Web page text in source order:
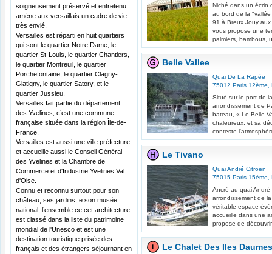
soigneusement préservé et entretenu
amène aux versaillais un cadre de vie
très envié.
Versailles est réparti en huit quartiers
qui sont le quartier Notre Dame, le
quartier St-Louis, le quartier Chantiers,
le quartier Montreuil, le quartier
Porchefontaine, le quartier Clagny-
Glatigny, le quartier Satory, et le
quartier Jussieu.
Versailles fait partie du département
des Yvelines, c’est une commune
française située dans la région Île-de-
France.
Versailles est aussi une ville préfecture
et accueille aussi le Conseil Général
des Yvelines et la Chambre de
Commerce et d'Industrie Yvelines Val
d'Oise.
Connu et reconnu surtout pour son
château, ses jardins, e son musée
national, l’ensemble ce cet architecture
est classé dans la liste du patrimoine
mondial de l'Unesco et est une
destination touristique prisée des
français et des étrangers séjournant en
Niché dans un écrin
au bord de la
91 à Breux Jouy
vous propose une
palmiers, bambous,
Belle Vallee
Quai De La Rapée
75012 Paris 12ème
Situé sur le port de
arrondissement de
bateau, « Le Belle
chaleureux, et sa
conteste
Le Tivano
Quai André Citroën
75015 Paris 15ème
Ancré au quai
arrondissement de
véritable espace
accueille dans une
propose de
Le Chalet Des Iles